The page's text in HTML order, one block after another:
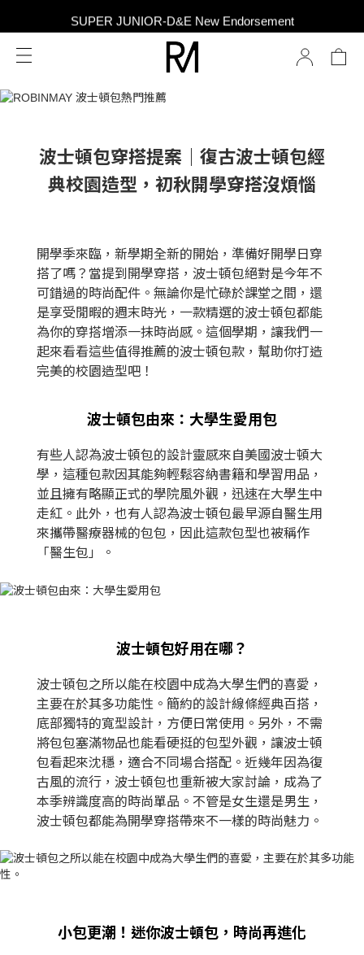
SUPER JUNIOR-D&E New Endorsement
SUPER JUNIOR-D&E New Endorsement
Taiwan Only｜Balm Set Includes Mini Perfume
波士頓包穿搭提案｜復古波士頓包經
典校園造型，初秋開學穿搭沒煩惱
開學季來臨，新學期全新的開始，準備好開學日穿
搭了嗎？當提到開學穿搭，波士頓包絕對是今年不
可錯過的時尚配件。無論你是忙碌於課堂之間，還
是享受閒暇的週末時光，一款精選的波士頓包都能
為你的穿搭增添一抹時尚感。這個學期，讓我們一
起來看看這些值得推薦的波士頓包款，幫助你打造
完美的校園造型吧！
波士頓包由來：大學生愛用包
有些人認為波士頓包的設計靈感來自美國波士頓大
學，這種包款因其能夠輕鬆容納書籍和學習用品，
並且擁有略顯正式的學院風外觀，迅速在大學生中
走紅。此外，也有人認為波士頓包最早源自醫生用
來攜帶醫療器械的包包，因此這款包型也被稱作
「醫生包」。
波士頓包好用在哪？
波士頓包之所以能在校園中成為大學生們的喜愛，
主要在於其多功能性。簡約的設計線條經典百搭，
底部獨特的寬型設計，方便日常使用。另外，不需
將包包塞滿物品也能看硬挺的包型外觀，讓波士頓
包看起來沈穩，適合不同場合搭配。近幾年因為復
古風的流行，波士頓包也重新被大家討論，成為了
本季辨識度高的時尚單品。不管是女生還是男生，
波士頓包都能為開學穿搭帶來不一樣的時尚魅力。
小包更潮！迷你波士頓包，時尚再進化